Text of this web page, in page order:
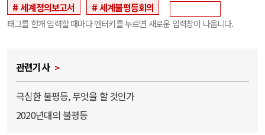
세계정의보고서
세계불평등회의
태그를 한개 입력할 때마다 엔터키를 누르면 새로운 입력창이 나옵니다.
관련기사
극심한 불평등, 무엇을 할 것인가
2020년대의 불평등